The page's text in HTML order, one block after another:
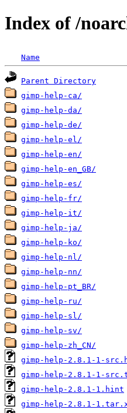
Index of /
Name
Parent Directory
gimp-help-ca/
gimp-help-da/
gimp-help-de/
gimp-help-el/
gimp-help-en/
gimp-help-en_GB/
gimp-help-es/
gimp-help-fr/
gimp-help-it/
gimp-help-ja/
gimp-help-ko/
gimp-help-nl/
gimp-help-nn/
gimp-help-pt_BR/
gimp-help-ru/
gimp-help-sl/
gimp-help-sv/
gimp-help-zh_CN/
gimp-help-2.8.1-1-
gimp-help-2.8.1-1-
gimp-help-2.8.1-1.hint
gimp-help-2.8.1-